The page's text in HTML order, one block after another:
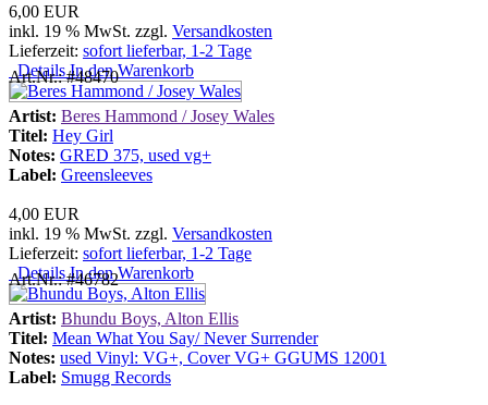
6,00 EUR
inkl. 19 % MwSt. zzgl. Versandkosten
Lieferzeit: sofort lieferbar, 1-2 Tage
DetailsIn den Warenkorb
Art.Nr.: #48470
Artist: Beres Hammond / Josey Wales
Titel: Hey Girl
Notes: GRED 375, used vg+
Label: Greensleeves
4,00 EUR
inkl. 19 % MwSt. zzgl. Versandkosten
Lieferzeit: sofort lieferbar, 1-2 Tage
DetailsIn den Warenkorb
Art.Nr.: #46782
Artist: Bhundu Boys, Alton Ellis
Titel: Mean What You Say/ Never Surrender
Notes: used Vinyl: VG+, Cover VG+ GGUMS 12001
Label: Smugg Records